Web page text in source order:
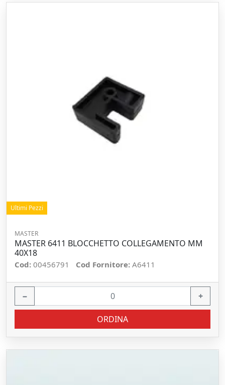
Ultimi Pezzi
MASTER
MASTER 6411 BLOCCHETTO COLLEGAMENTO MM
40X18
Cod: 00456791 Cod Fornitore: A6411
− +
ORDINA